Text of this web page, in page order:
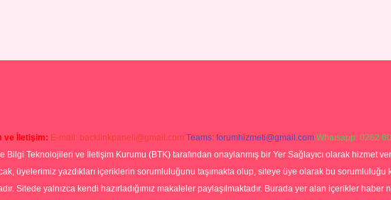
ve İletişim: E-mail: backlinkpaneli@gmail.com Teams: forumhizmeti@gmail.com Whatsapp: 0262
Bilgi Teknolojileri ve İletişim Kurumu (BTK) tarafından onaylanmış bir Yer Sağlayıcı olarak
üyelerimiz yazdıkları içeriklerin sorumluluğunu taşımakta olup, siteye üye olarak bu
Sitede yalnızca kendi hazırladığımız makaleler paylaşılmaktadır. Burada yer alan içerikler